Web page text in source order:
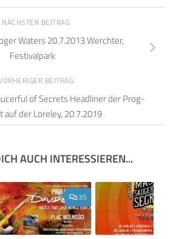
NÄCHSTER BEITRAG
Waters 20.7.2013 Werchter,
Festivalpark
BEITRAG
of Secrets Headliner der Prog-
auf der Loreley, 20.7.2019
AUCH INTERESSIEREN...
35